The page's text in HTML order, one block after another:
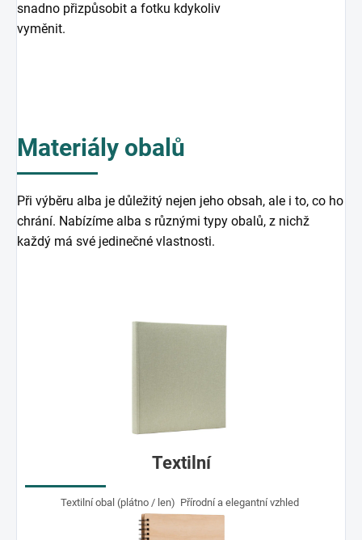
snadno přizpůsobit a fotku kdykoliv
vyměnit.
Materiály obalů
Při výběru alba je důležitý nejen jeho obsah, ale i to, co ho
chrání. Nabízíme alba s různými typy obalů, z nichž
každý má své jedinečné vlastnosti.
Textilní
Textilní obal (plátno / len) Přírodní a elegantní vzhled